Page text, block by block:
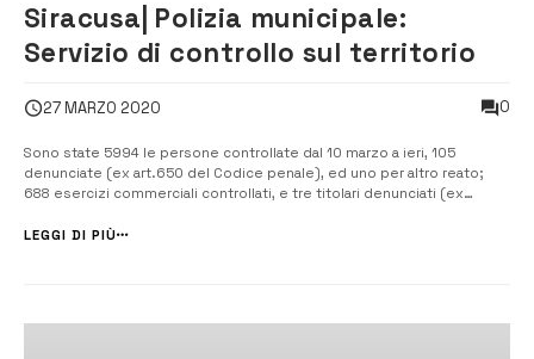
Siracusa| Polizia municipale:
Servizio di controllo sul territorio
27 MARZO 2020 0
Sono state 5994 le persone controllate dal 10 marzo a ieri, 105
denunciate (ex art.650 del Codice penale), ed uno per altro reato;
688 esercizi commerciali controllati, e tre titolari denunciati (ex
della polizia municipale di Siracusa in appena poco più di sue
LEGGI DI PIÙ